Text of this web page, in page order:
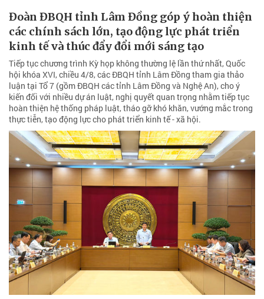
Đoàn ĐBQH tỉnh Lâm Đồng góp ý hoàn thiện
các chính sách lớn, tạo động lực phát triển
kinh tế và thúc đẩy đổi mới sáng tạo
Tiếp tục chương trình Kỳ họp không thường lệ lần thứ nhất, Quốc
hội khóa XVI, chiều 4/8, các ĐBQH tỉnh Lâm Đồng tham gia thảo
luận tại Tổ 7 (gồm ĐBQH các tỉnh Lâm Đồng và Nghệ An), cho ý
kiến đối với nhiều dự án luật, nghị quyết quan trọng nhằm tiếp tục
hoàn thiện hệ thống pháp luật, tháo gỡ khó khăn, vướng mắc trong
thực tiễn, tạo động lực cho phát triển kinh tế - xã hội.